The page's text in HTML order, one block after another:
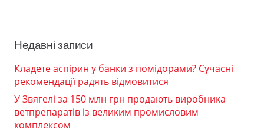
Недавні записи
Кладете аспірин у банки з помідорами? Сучасні
рекомендації радять відмовитися
У Звягелі за 150 млн грн продають виробника
ветпрепаратів із великим промисловим
комплексом